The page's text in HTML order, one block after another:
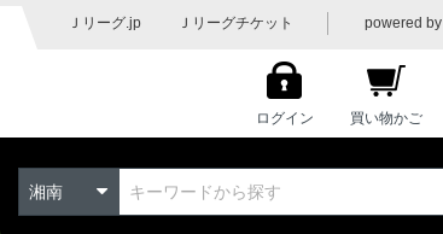
Ｊリーグ.jp Ｊリーグチケット powered by
ログイン 買い物かご
湘南